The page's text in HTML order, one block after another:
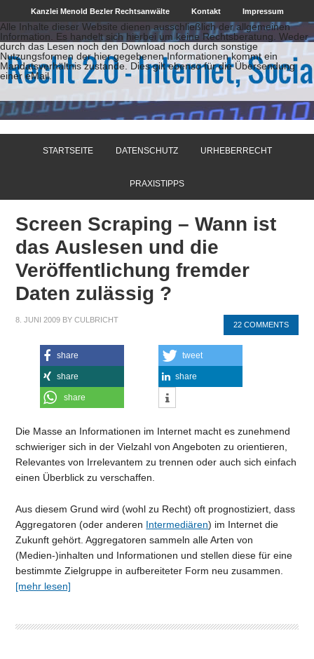
Kanzlei Menold Bezler Rechtsanwälte Kontakt Impressum
Alle Inhalte dieser Website dienen ausschließlich der allgemeinen
Information. Es handelt sich hierbei um keine Rechtsberatung. Weder
durch das Lesen noch den Download noch durch sonstige
Nutzungsformen der hier gegebenen Informationen kommt ein
Mandatsverhältnis zustande. Dies gilt ebenso für die Übersendung
einer eMail.
STARTSEITE DATENSCHUTZ URHEBERRECHT
PRAXISTIPPS
Screen Scraping – Wann ist
das Auslesen und die
Veröffentlichung fremder
Daten zulässig ?
8. JUNI 2009 BYCULBRICHT
22 COMMENTS
share tweet
share share
share
Die Masse an Informationen im Internet macht es zunehmend
schwieriger sich in der Vielzahl von Angeboten zu orientieren,
Relevantes von Irrelevantem zu trennen oder auch sich einfach
einen Überblick zu verschaffen.
Aus diesem Grund wird (wohl zu Recht) oft prognostiziert, dass
Aggregatoren (oder anderen Intermediären) im Internet die
Zukunft gehört. Aggregatoren sammeln alle Arten von
(Medien-)inhalten und Informationen und stellen diese für eine
bestimmte Zielgruppe in aufbereiteter Form neu zusammen.
[mehr lesen]